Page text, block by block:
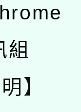
組
】